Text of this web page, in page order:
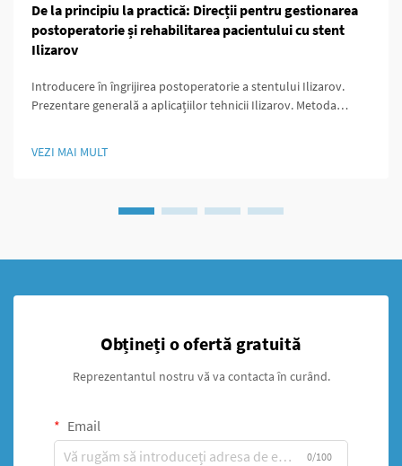
De la principiu la practică: Direcții pentru gestionarea
postoperatorie și rehabilitarea pacientului cu stent
Ilizarov
Introducere în îngrijirea postoperatorie a stentului Ilizarov.
Prezentare generală a aplicațiilor tehnicii Ilizarov. Metoda
fracturate și de a corecta malformațiile care...
VEZI MAI MULT
Obțineți o ofertă gratuită
Reprezentantul nostru vă va contacta în curând.
Email
0/100